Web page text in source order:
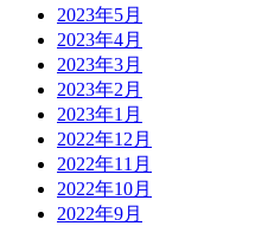
2023年5月
2023年4月
2023年3月
2023年2月
2023年1月
2022年12月
2022年11月
2022年10月
2022年9月